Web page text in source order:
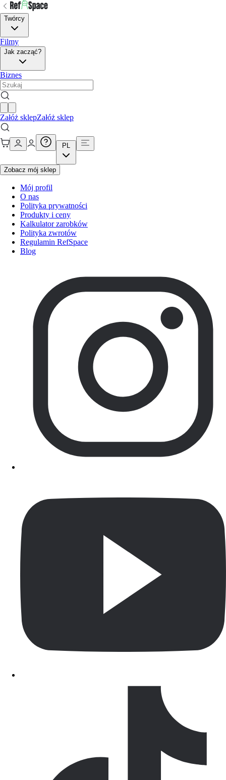
Twórcy
Filmy
Jak zacząć?
Biznes
Załóż sklepZałóż sklep
PL
Zobacz mój sklep
Mój profil
O nas
Polityka prywatności
Produkty i ceny
Kalkulator zarobków
Polityka zwrotów
Regulamin RefSpace
Blog